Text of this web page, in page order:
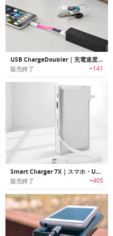
USB ChargeDoubler｜充電速度を2倍にする充電ケーブル「USBチャージダブラー」
販売終了 +141
Smart Charger 7X｜スマホ・USB－CノートPCを充電可能なポータブルバッテリーパック
販売終了 +405